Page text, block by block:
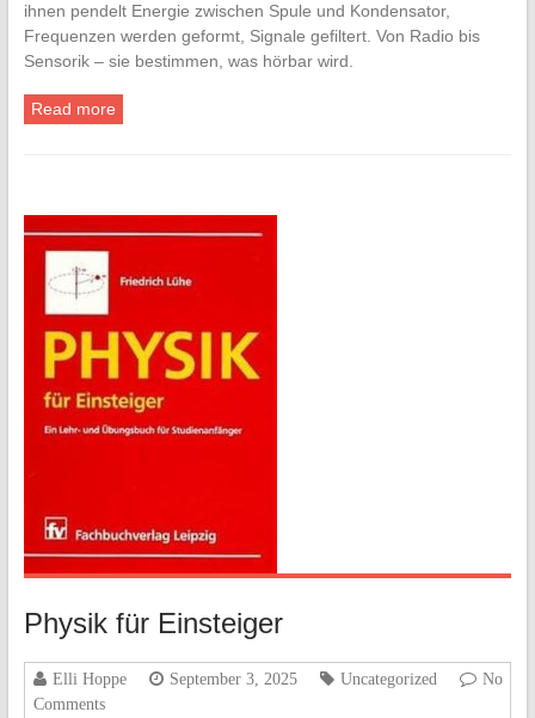
ihnen pendelt Energie zwischen Spule und Kondensator,
Frequenzen werden geformt, Signale gefiltert. Von Radio bis
Sensorik – sie bestimmen, was hörbar wird.
Read more
Physik für Einsteiger
Elli Hoppe September 3, 2025 Uncategorized
No
Comments